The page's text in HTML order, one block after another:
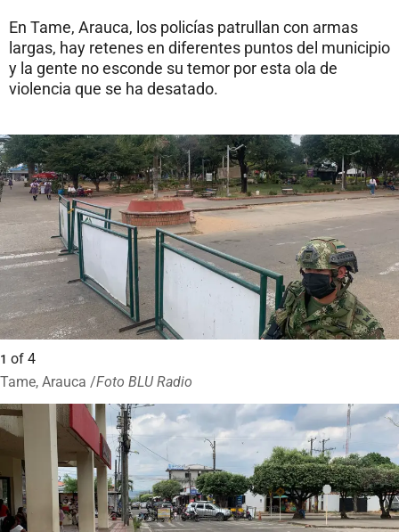
En Tame, Arauca, los policías patrullan con armas
largas, hay retenes en diferentes puntos del municipio
y la gente no esconde su temor por esta ola de
violencia que se ha desatado.
1 of 4
Tame, Arauca /Foto BLU Radio